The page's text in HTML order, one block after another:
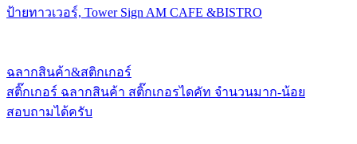
ป้ายทาวเวอร์, Tower Sign AM CAFE &BISTRO
ฉลากสินค้า&สติกเกอร์
สติ๊กเกอร์ ฉลากสินค้า สติ๊กเกอรไดคัท จำนวนมาก-น้อย
สอบถามได้ครับ